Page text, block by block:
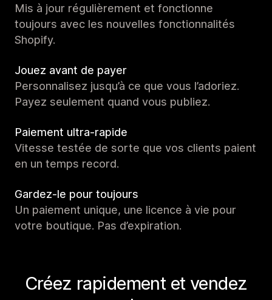
Mis à jour régulièrement et fonctionne
toujours avec les nouvelles fonctionnalités
Shopify.
Jouez avant de payer
Personnalisez jusqu’à ce que vous l’adoriez.
Payez seulement quand vous publiez.
Paiement ultra-rapide
Vitesse testée de sorte que vos clients paient
en un temps record.
Gardez-le pour toujours
Un paiement unique, une licence à vie pour
votre boutique. Pas d’expiration.
Créez rapidement et vendez